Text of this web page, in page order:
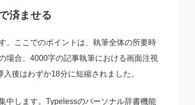
済ませる
。ここでのポイントは、執筆全体の所要時
場合、4000字の記事執筆における画面注視
後はわずか18分に短縮されました。
中します。Typelessのパーソナル辞書機能